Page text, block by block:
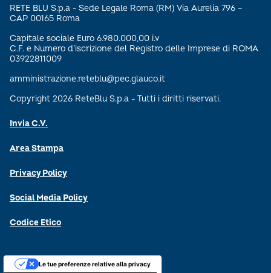
RETE BLU S.p.a - Sede Legale Roma (RM) Via Aurelia 796 –
CAP 00165 Roma
Capitale sociale Euro 6.980.000,00 i.v
C.F. e Numero d’iscrizione del Registro delle Imprese di ROMA
03922811009
amministrazione.reteblu@pec.glauco.it
Copyright 2026 ReteBlu S.p.a - Tutti i diritti riservati.
Invia C.V.
Area Stampa
Privacy Policy
Social Media Policy
Codice Etico
Le tue preferenze relative alla privacy